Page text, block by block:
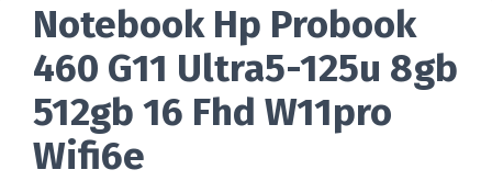
Notebook Hp Probook
460 G11 Ultra5-125u 8gb
512gb 16 Fhd W11pro
Wifi6e